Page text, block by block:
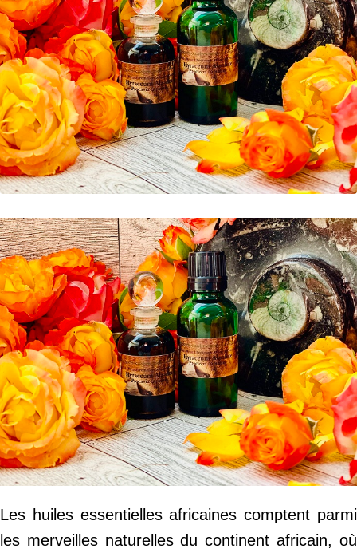
Les huiles essentielles africaines comptent parmi
les merveilles naturelles du continent africain, où